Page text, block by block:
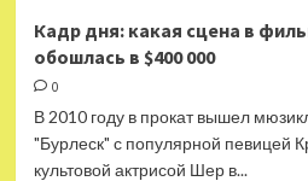
Кадр дня: какая сцена в
обошлась в $400 000
0
В 2010 году в прокат вышел
"Бурлеск" с популярной певицей
культовой актрисой Шер в...